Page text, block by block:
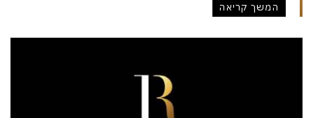
המשך קריאה